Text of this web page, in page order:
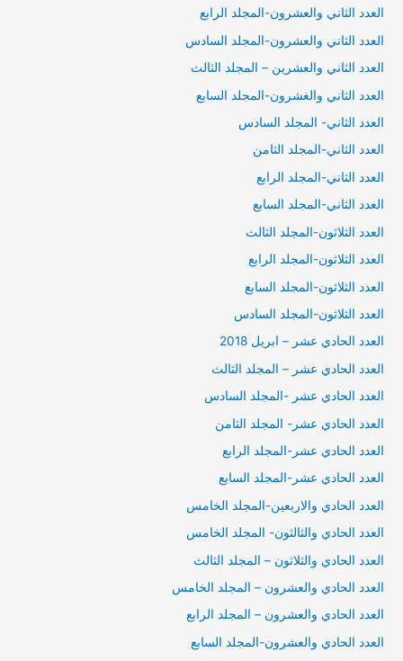
العدد الثاني والعشرون-المجلد الرابع
العدد الثاني والعشرون-المجلد السادس
العدد الثاني والعشرين – المجلد الثالث
العدد الثاني والغشرون-المجلد السابع
العدد الثاني- المجلد السادس
العدد الثاني-المجلد الثامن
العدد الثاني-المجلد الرابع
العدد الثاني-المجلد السابع
العدد الثلاثون-المجلد الثالث
العدد الثلاثون-المجلد الرابع
العدد الثلاثون-المجلد السابع
العدد الثلاثون-المجلد السادس
العدد الحادي عشر – ابريل 2018
العدد الحادي عشر – المجلد الثالث
العدد الحادي عشر -المجلد السادس
العدد الحادي عشر- المجلد الثامن
العدد الحادي عشر-المجلد الرابع
العدد الحادي عشر-المجلد السابع
العدد الحادي والاربعين-المجلد الخامس
العدد الحادي والثالثون- المجلد الخامس
العدد الحادي والثلاثون – المجلد الثالث
العدد الحادي والعشرون – المجلد الخامس
العدد الحادي والعشرون – المجلد الرابع
العدد الحادي والعشرون-المجلد السابع